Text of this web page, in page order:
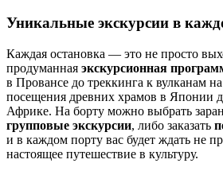
Уникальные экскурсии в
Каждая остановка — это не просто
продуманная экскурсионная
в Провансе до треккинга к вулканам
посещения древних храмов в Японии
Африке. На борту можно выбрать
групповые экскурсии, либо заказать
и в каждом порту вас будет ждать не
настоящее путешествие в культуру.